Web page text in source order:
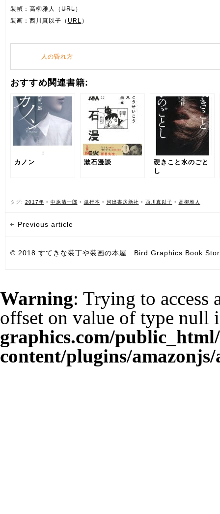
装幀：高柳雅人（URL）
装画：西川真以子（ URL ）
人の昏れ方
おすすめ関連書籍:
カノン 漱石漫談
硬きこと水のごと
し
タグ: 2017年 • 中原清一郎 • 単行本 • 河出書房新社 • 西川真以子 • 高柳雅人
Previous article
© 2018 すてきな装丁や装画の本屋 Bird Graphics Book
Warning: Trying to access
offset on value of type null
graphics.com/
content/plugins/